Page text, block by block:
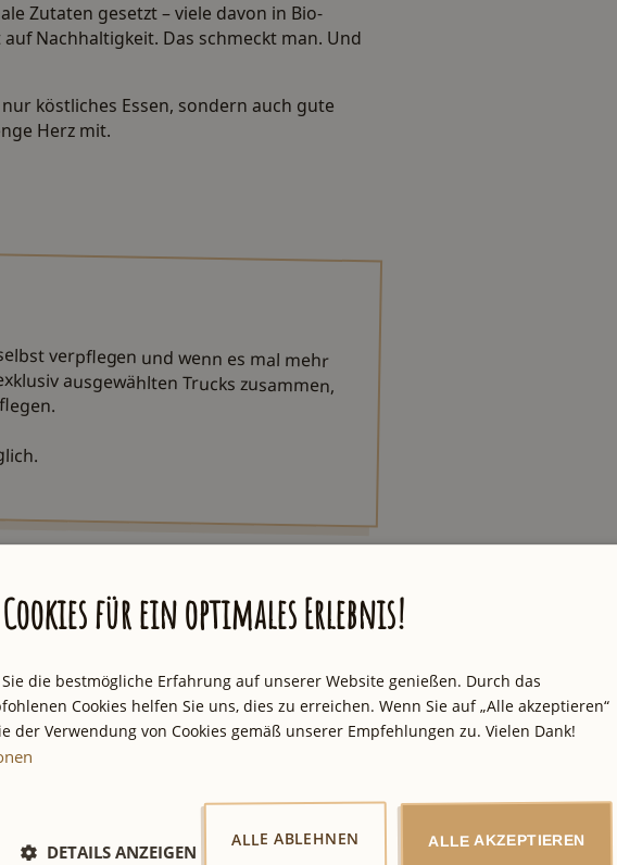
Zutaten gesetzt – viele davon in Bio-
Nachhaltigkeit. Das schmeckt man. Und
köstliches Essen, sondern auch gute
Herz mit.
verpflegen und wenn es mal mehr
ausgewählten Trucks zusammen,
Empfehlung auf einem professionellen
persönliche Meinung wider und wurde
für ein optimales Erlebnis!
die bestmögliche Erfahrung auf unserer Website genießen. Durch das
Cookies helfen Sie uns, dies zu erreichen. Wenn Sie auf „Alle akzeptieren“
der Verwendung von Cookies gemäß unserer Empfehlungen zu. Vielen Dank!
ALLE AKZEPTIEREN
ALLE ABLEHNEN
DETAILS ANZEIGEN